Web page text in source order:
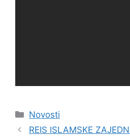
Kategorije
Novosti
REIS ISLAMSKE